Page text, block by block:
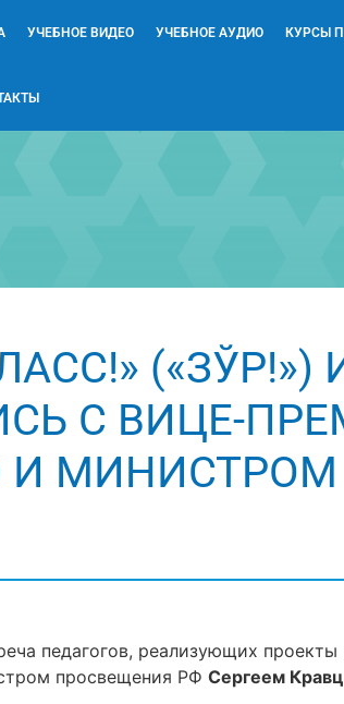
УЧЕБНОЕ ВИДЕО УЧЕБНОЕ АУДИО КУРСЫ
С ВИЦЕ-
МИНИСТРОМ
педагогов, реализующих проекты
просвещения РФ Сергеем